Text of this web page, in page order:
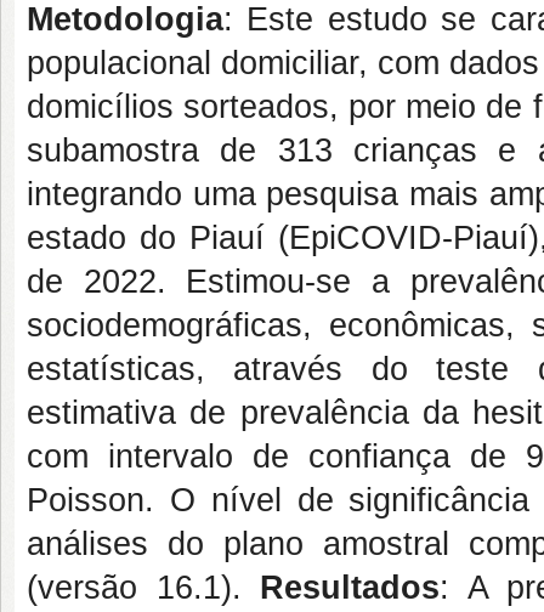
Metodologia: Este estudo se
populacional domiciliar, com
domicílios sorteados, por meio de
subamostra de 313 crianças
integrando uma pesquisa mais
estado do Piauí (EpiCOVID-
de 2022. Estimou-se a
sociodemográficas,
estatísticas, através do teste
estimativa de prevalência da
com intervalo de confiança de
Poisson. O nível de
análises do plano amostral
(versão 16.1). Resultados: A